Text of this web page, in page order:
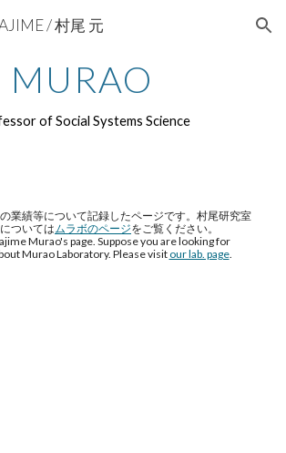
Skip to navigation
/ 村尾 元
MURAO
of Social Systems Science
業績等について記録したページです。村尾研究室
ついてはムラボのページをご覧ください。
Murao's page. Suppose you are looking for
Murao Laboratory. Please visit our lab. page.